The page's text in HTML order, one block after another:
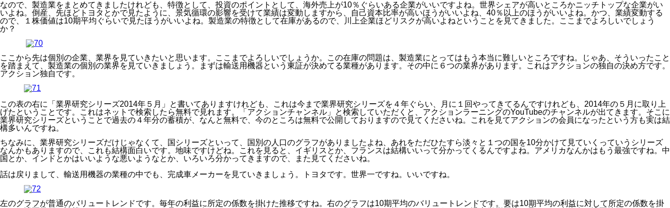
なので、製造業をまとめてきましたけれども、特徴として、投資のポイントとして、 海外売上が10％ぐらいある企業がいいですよね。 世界シェアが高いところかニッチトップな企業がい
いよね。倒産、先ほどトヨタとかで見たように、景気循環の影響を受けて業績は変動しますから、
自己資本比率が高いほうがいいよね、 40％以上のほうがいいよね。かつ、業績変動する
ので、
１株価値は10期平均ぐらいで見たほうがいいよね。製造業の特徴として在庫があるので、 川上企業ほどリスクが高いよねということを見てきました。ここまでよろしいでしょう
か？
ここから先は個別の企業、業界を見ていきたいと思います。ここまでよろしいでしょうか。この在庫の問題は、製造業にとってはもう本当に難しいところですね。じゃあ、そういったこと
を踏まえて、製造業の個別の業界を見ていきましょう。まずは輸送用機器という東証が決めてる業種があります。その中に６つの業界があります。これはアクションの独自の決め方です。
アクション独自です。
この表の右に「業界研究シリーズ2014年５月」と書いてありますけれども、これは今まで業界研究シリーズを４年ぐらい、月に１回やってきてるんですけれども、2014年の５月に取り上
げたということです。これはネットで検索したら無料で見れます。「アクションチャンネル」と検索していただくと、アクションラーニングのYouTubeのチャンネルが出てきます。そこに
業界研究シリーズということで過去の４年分の蓄積が、なんと無料で、今のところは無料で公開しておりますので見てくださいね。これを見てアクションの会員になったという方も実は結
構多いんですね。
ちなみに、業界研究シリーズだけじゃなくて、国シリーズといって、国別の人口のグラフがありましたよね、あれをただひたすら淡々と１つの国を10分かけて見ていくっていうシリーズ
なんかもありますので、これも結構面白いです。地味ですけどね。これを見ると、イギリスとか、フランスは結構いいって分かってくるんですよね。アメリカなんかはもう最強ですね。中
国とか、インドとかはいいような悪いようなとか、いろいろ分かってきますので、また見てくださいね。
話は戻りまして、輸送用機器の業種の中でも、完成車メーカーを見ていきましょう。トヨタです。世界一ですね。いいですね。
左のグラフが普通のバリュートレンドです。毎年の利益に所定の係数を掛けた推移ですね。右のグラフは10期平均のバリュートレンドです。要は10期平均の利益に対して所定の係数を掛